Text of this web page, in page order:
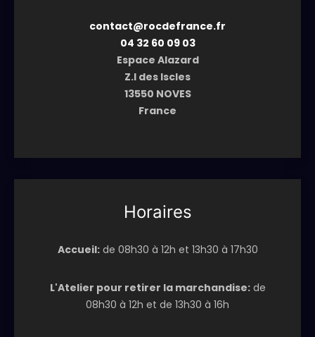
contact@rocdefrance.fr
04 32 60 09 03
Espace Alazard
Z.I des Iscles
13550 NOVES
France
Horaires
Accueil:de 08h30 à 12h et 13h30 à 17h30
L'Atelier pour retirer la marchandise:de
08h30 à 12h et de 13h30 à 16h